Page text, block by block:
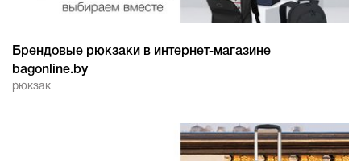
Брендовые рюкзаки в интернет-магазине
bagonline.by
рюкзак